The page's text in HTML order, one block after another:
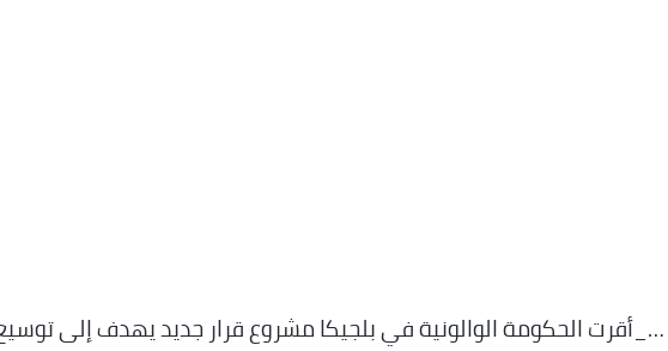
…_أقرت الحكومة الوالونية في بلجيكا مشروع قرار جديد يهدف إلى